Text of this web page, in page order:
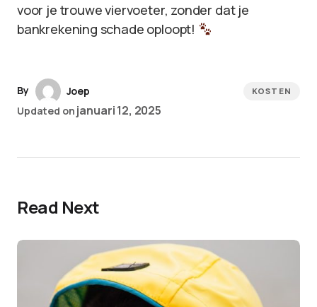
voor je trouwe viervoeter, zonder dat je
bankrekening schade oploopt!
By
Joep
Updated on januari 12, 2025
KOSTEN
Read Next